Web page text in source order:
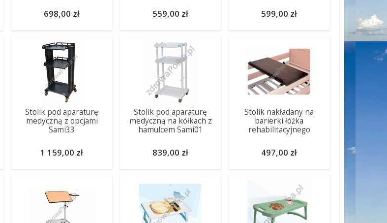
698,00 zł 559,00 zł 599,00 zł
Stolik pod aparaturę
medyczną z opcjami
Sami33
1 159,00 zł
Stolik pod aparaturę
medyczną na kółkach z
hamulcem Sami01
839,00 zł
Stolik nakładany na
barierki łóżka
rehabilitacyjnego
497,00 zł